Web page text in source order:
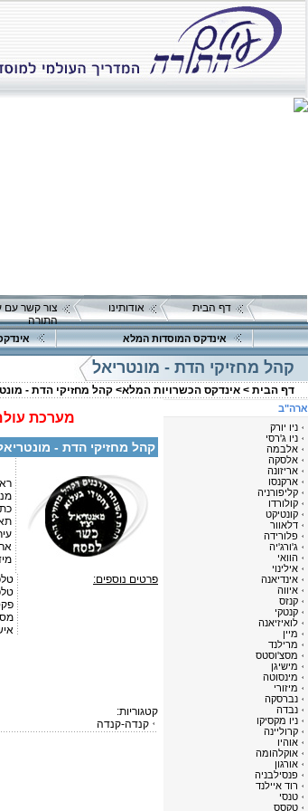
דף הבית אודותינו
צור קשר עם
התורה
אינדקס המוסדות המלא
קהל מחזיקי הדת - מונטריאל
דף הבית > אינדקס הכשרויות המלא> קהל מחזיקי הדת -
מערכת
קהל מחזיקי הדת -
פרטים נוספים:
קטגוריות:
קנדה-קנדה
ארה"ב
ניו יורק
ניו ג'רסי
אלבמה
אלסקה
אריזונה
ארקנסו
קליפורניה
קולורדו
קונטיקט
דלאוור
פלורידה
ג'ורג'יה
הוואי
אילינוי
אינדיאנה
איווה
קנזס
קנטקי
לואיזיאנה
מיין
מרילנד
מסצ'וסטס
מישיגן
מינסוטה
מיזורי
נברסקה
נבדה
ניו מקסיקו
קרוליינה
אוהיו
אוקלהומה
אורגון
פנסילבניה
רוד איילנד
טנסי
טקסס